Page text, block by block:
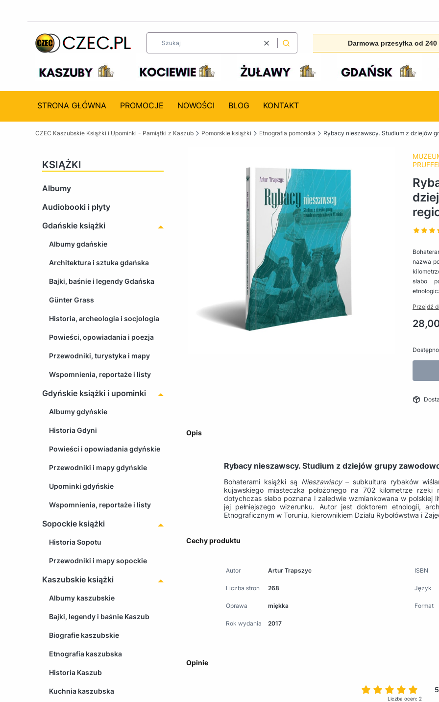
WyczyśćSzukaj Darmowa przesyłka od 240
STRONA GŁÓWNA PROMOCJE NOWOŚCI BLOG KONTAKT
CZEC Kaszubskie Książki i Upominki - Pamiątki z Kaszub Pomorskie książki Etnografia pomorska Rybacy nieszawscy. Studium z dziejów
KSIĄŻKI
Albumy
Audiobooki i płyty
Gdańskie książki
Albumy gdańskie
Architektura i sztuka gdańska
Bajki, baśnie i legendy Gdańska
Günter Grass
Historia, archeologia i socjologia
Powieści, opowiadania i poezja
Przewodniki, turystyka i mapy
Wspomnienia, reportaże i listy
Gdyńskie książki i upominki
Albumy gdyńskie
Historia Gdyni
Powieści i opowiadania gdyńskie
Przewodniki i mapy gdyńskie
Upominki gdyńskie
Wspomnienia, reportaże i listy
Sopockie książki
Historia Sopotu
Przewodniki i mapy sopockie
Kaszubskie książki
Albumy kaszubskie
Bajki, legendy i baśnie Kaszub
Biografie kaszubskie
Etnografia kaszubska
Historia Kaszub
Kuchnia kaszubska
nazwa
słabo
Przejdź
Cena
Opis
Rybacy nieszawscy. Studium z dziejów grupy
Bohaterami książki są Nieszawiacy– subkultura rybaków
kujawskiego miasteczka położonego na 702 kilometrze rzeki
dotychczas słabo poznana i zaledwie wzmiankowana w polskiej
jej pełniejszego wizerunku. Autor jest doktorem etnologii,
Etnograficznym w Toruniu, kierownikiem Działu Rybołówstwa i
Cechy produktu
Autor Artur Trapszyc ISBN
Liczba stron 268 Język
Oprawa miękka Format
Rok wydania 2017
Opinie
Liczba ocen: 2